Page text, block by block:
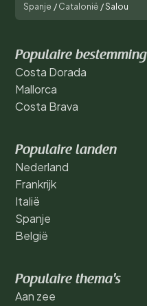
Spanje / Catalonië /Salou
Populaire
Costa Dorada
Mallorca
Costa Brava
Populaire landen
Nederland
Frankrijk
Italië
Spanje
België
Populaire thema's
Aan zee